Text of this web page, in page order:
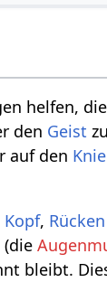
helfen, die
den Geist
auf den
Kopf, Rücken
(die
bleibt.